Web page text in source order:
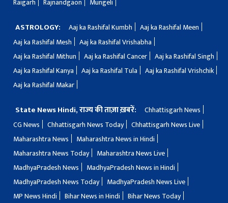
ASTROLOGY: Aaj ka Rashifal Kumbh
Aaj ka Rashifal Meen
Aaj ka Rashifal Mesh
Aaj ka Rashifal Vrishabha
Aaj ka Rashifal Mithun
Aaj ka Rashifal Cancer
Aaj ka Rashifal Singh
Aaj ka Rashifal Kanya
Aaj ka Rashifal Tula
Aaj ka Rashifal Vrishchik
Aaj ka Rashifal Makar
State News Hindi, राज्य की ताज़ा ख़बरें:
Chhattisgarh News
CG News
Chhattisgarh News Today
Chhattisgarh News Live
Maharashtra News
Maharashtra News in Hindi
Maharashtra News Today
Maharashtra News Live
MadhyaPradesh News
MadhyaPradesh News in Hindi
MadhyaPradesh News Today
MadhyaPradesh News Live
MP News Hindi
Bihar News in Hindi
Bihar News Today